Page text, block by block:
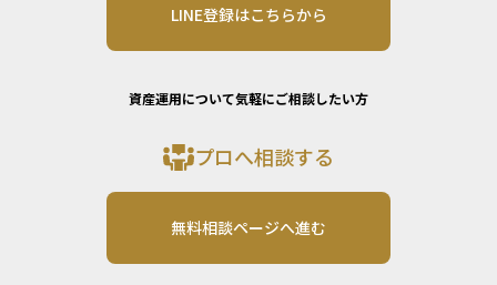
LINE登録はこちらから
資産運用について気軽にご相談したい方
プロへ相談する
無料相談ページへ進む